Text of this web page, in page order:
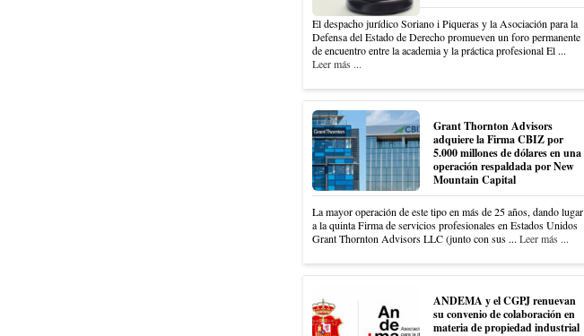
El despacho jurídico Soriano i Piqueras y la Asociación para la
Defensa del Estado de Derecho promueven un foro permanente
de encuentro entre la academia y la práctica profesional El ...
Leer más ...
Grant Thornton Advisors
adquiere la Firma CBIZ por
5.000 millones de dólares en una
operación respaldada por New
Mountain Capital
La mayor operación de este tipo en más de 25 años, dando lugar
a la quinta Firma de servicios profesionales en Estados Unidos
Grant Thornton Advisors LLC (junto con sus ... Leer más ...
ANDEMA y el CGPJ renuevan
su convenio de colaboración en
materia de propiedad industrial